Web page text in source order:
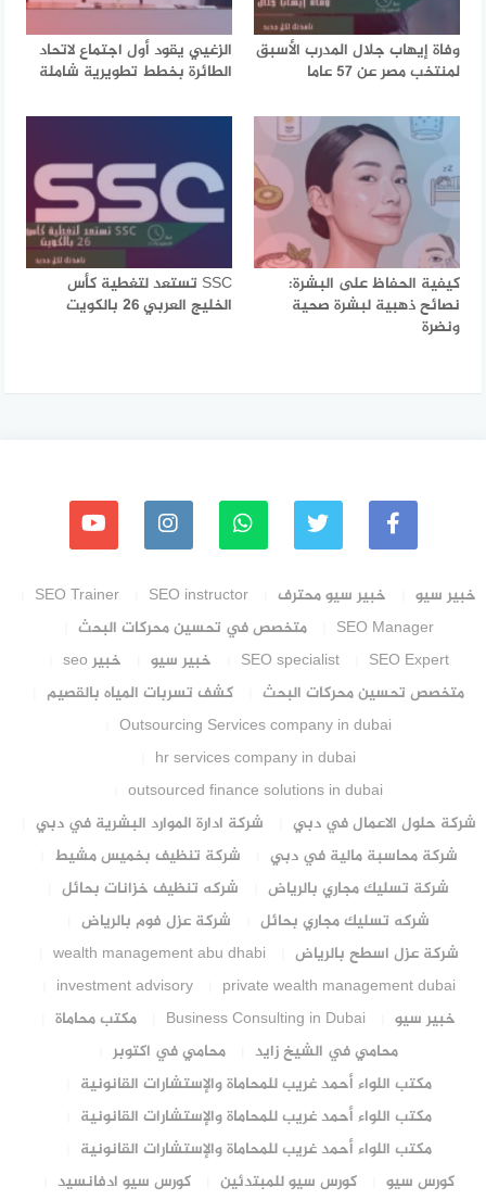
وفاة إيهاب جلال المدرب الأسبق
لمنتخب مصر عن 57 عاما
الزغيي يقود أول اجتماع لاتحاد
الطائرة بخطط تطويرية شاملة
كيفية الحفاظ على البشرة:
نصائح ذهبية لبشرة صحية
ونضرة
SSC تستعد لتغطية كأس
الخليج العربي 26 بالكويت
خبير سيو خبير سيو محترف SEO instructor
SEO Trainer
SEO Manager
متخصص في تحسين محركات البحث
SEO Expert
SEO specialist خبير سيو
خبير seo
متخصص تحسين محركات البحث
كشف تسربات المياه بالقصيم
Outsourcing Services company in dubai
hr services company in dubai
outsourced finance solutions in dubai
شركة حلول الاعمال في دبي
شركة ادارة الموارد البشرية في دبي
شركة محاسبة مالية في دبي
شركة تنظيف بخميس مشيط
شركة تسليك مجاري بالرياض
شركه تنظيف خزانات بحائل
شركه تسليك مجاري بحائل
شركة عزل فوم بالرياض
شركة عزل اسطح بالرياض
wealth management abu dhabi
private wealth management dubai
investment advisory
خبير سيو
Business Consulting in Dubai
مكتب محاماة
محامي في الشيخ زايد
محامي في اكتوبر
مكتب اللواء أحمد غريب للمحاماة والإستشارات القانونية
مكتب اللواء أحمد غريب للمحاماة والإستشارات القانونية
مكتب اللواء أحمد غريب للمحاماة والإستشارات القانونية
كورس سيو
كورس سيو للمبتدئين كورس سيو ادفانسيد